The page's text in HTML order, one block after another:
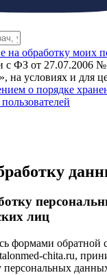
на обработку моих
с ФЗ от 27.07.2006
на условиях и для
о порядке
лиц
формами обратной
chita.ru,
персональных